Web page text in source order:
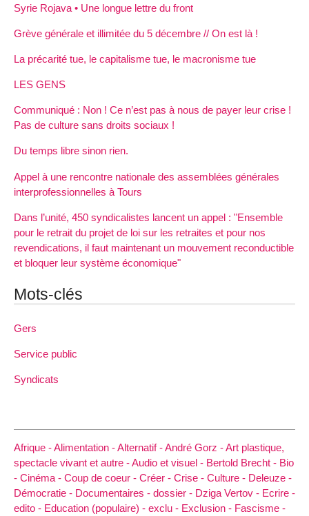
Syrie Rojava • Une longue lettre du front
Grève générale et illimitée du 5 décembre // On est là !
La précarité tue, le capitalisme tue, le macronisme tue
LES GENS
Communiqué : Non ! Ce n’est pas à nous de payer leur crise !
Pas de culture sans droits sociaux !
Du temps libre sinon rien.
Appel à une rencontre nationale des assemblées générales
interprofessionnelles à Tours
Dans l’unité, 450 syndicalistes lancent un appel : "Ensemble
pour le retrait du projet de loi sur les retraites et pour nos
revendications, il faut maintenant un mouvement reconductible
et bloquer leur système économique"
Mots-clés
Gers
Service public
Syndicats
Afrique -Alimentation -Alternatif -André Gorz -Art plastique,
spectacle vivant et autre -Audio et visuel - Bertold Brecht - Bio
- Cinéma - Coup de coeur - Créer - Crise - Culture - Deleuze -
Démocratie - Documentaires - dossier - Dziga Vertov - Ecrire -
edito - Education (populaire) - exclu - Exclusion - Fascisme -